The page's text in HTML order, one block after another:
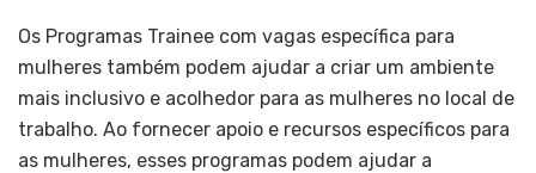
Os Programas Trainee com vagas específica para
mulheres também podem ajudar a criar um ambiente
mais inclusivo e acolhedor para as mulheres no local de
trabalho. Ao fornecer apoio e recursos específicos para
as mulheres, esses programas podem ajudar a